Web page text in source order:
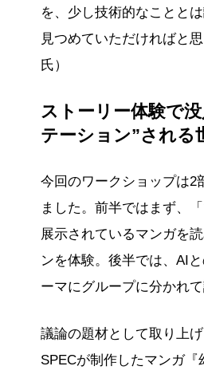
を、少し技術的なことと
見つめていただければと
氏）
ストーリー体験で
テーション”される
今回のワークショップは2
ました。前半ではまず、
展示されているマンガを
ンを体験。後半では、AI
ーマにグループに分かれて
議論の題材として取り上
SPECが制作したマンガ『